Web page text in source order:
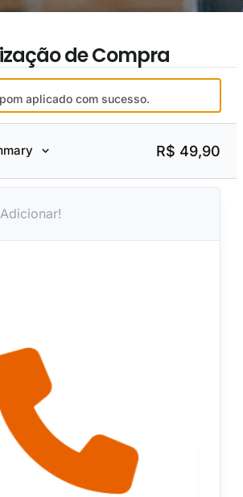
de Compra
aplicado com sucesso.
R$ 49,90